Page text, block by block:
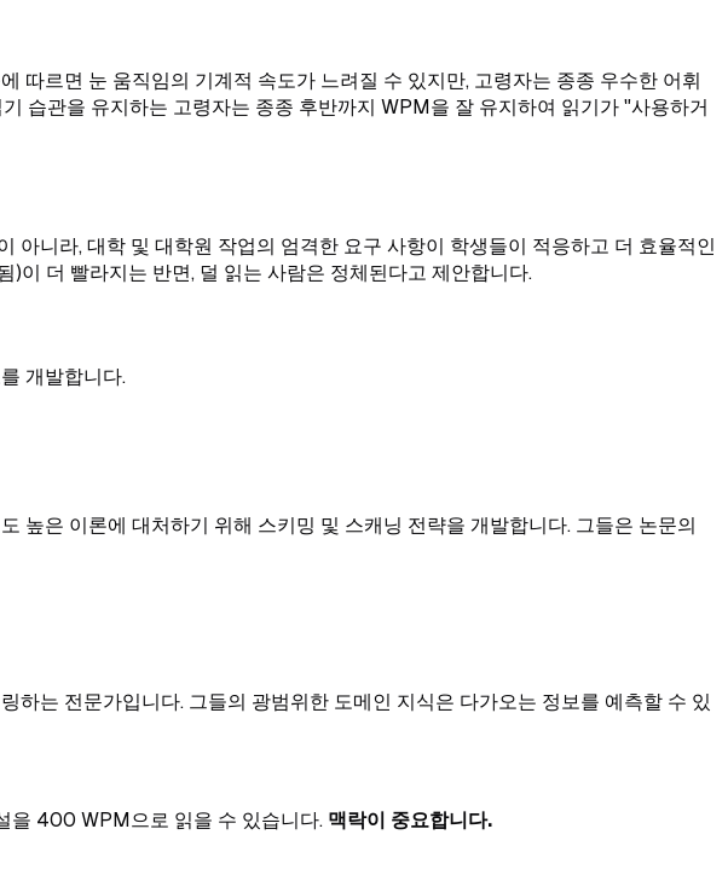
따르면 눈 움직임의 기계적 속도가 느려질 수 있지만, 고령자는 종종 우수한 어휘
습관을 유지하는 고령자는 종종 후반까지 WPM을 잘 유지하여 읽기가 "사용하거
아니라, 대학 및 대학원 작업의 엄격한 요구 사항이 학생들이 적응하고 더 효율적인
이 더 빨라지는 반면, 덜 읽는 사람은 정체된다고 제안합니다.
개발합니다.
높은 이론에 대처하기 위해 스키밍 및 스캐닝 전략을 개발합니다. 그들은 논문의
는 전문가입니다. 그들의 광범위한 도메인 지식은 다가오는 정보를 예측할 수 있
을 400 WPM으로 읽을 수 있습니다. 맥락이 중요합니다.